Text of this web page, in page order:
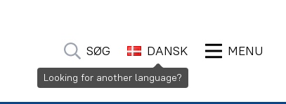
SØG DANSK MENU
Looking for another language?